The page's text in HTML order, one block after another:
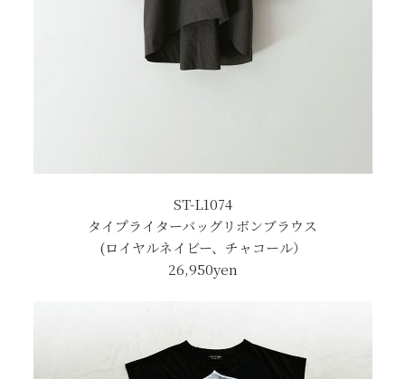
ST-L1074
タイプライターバッグリボンブラウス
(ロイヤルネイビー、チャコール）
26,950yen